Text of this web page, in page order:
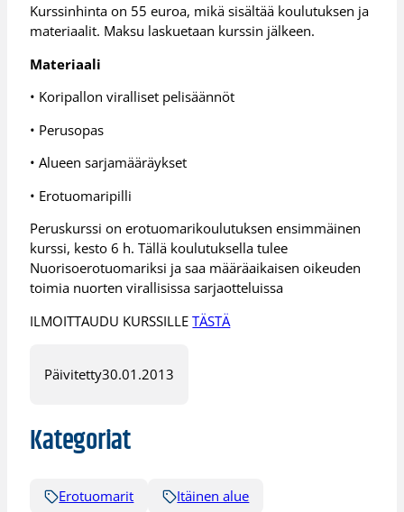
Kurssinhinta on 55 euroa, mikä sisältää koulutuksen ja
materiaalit. Maksu laskuetaan kurssin jälkeen.
Materiaali
• Koripallon viralliset pelisäännöt
• Perusopas
• Alueen sarjamääräykset
• Erotuomaripilli
Peruskurssi on erotuomarikoulutuksen ensimmäinen
kurssi, kesto 6 h. Tällä koulutuksella tulee
Nuorisoerotuomariksi ja saa määräaikaisen oikeuden
toimia nuorten virallisissa sarjaotteluissa
ILMOITTAUDU KURSSILLETÄSTÄ
Päivitetty30.01.2013
Kategoriat
Erotuomarit Itäinen alue